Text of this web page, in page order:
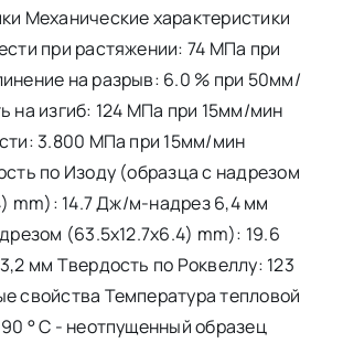
Механические характеристики
при растяжении: 74 МПа при
на разрыв: 6.0 % при 50мм/
на изгиб: 124 МПа при 15мм/мин
3.800 МПа при 15мм/мин
по Изоду (образца с надрезом
mm): 14.7 Дж/м-надрез 6,4 мм
(63.5x12.7x6.4) mm): 19.6
мм Твердость по Роквеллу: 123
свойства Температура тепловой
° С - неотпущенный образец